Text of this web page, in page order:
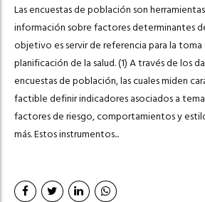
Las encuestas de población son
información sobre factores determinantes
objetivo es servir de referencia para la toma
planificación de la salud. (1) A través de los
encuestas de población, las cuales miden
factible definir indicadores asociados a
factores de riesgo, comportamientos y
más. Estos instrumentos...